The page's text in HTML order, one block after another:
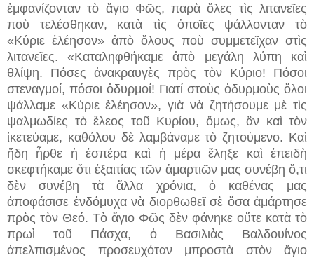
ἐμφανίζονταν τὸ ἅγιο Φῶς, παρὰ ὅλες τὶς λιτανεῖες
ποὺ τελέσθηκαν, κατὰ τὶς ὁποῖες ψάλλονταν τὸ
«Κύριε ἐλέησον» ἀπὸ ὅλους ποὺ συμμετεῖχαν στὶς
λιτανεῖες. «Καταληφθήκαμε ἀπὸ μεγάλη λύπη καὶ
θλίψη. Πόσες ἀνακραυγὲς πρὸς τὸν Κύριο! Πόσοι
στεναγμοί, πόσοι ὀδυρμοί! Γιατί στοὺς ὀδυρμοὺς ὅλοι
ψάλλαμε «Κύριε ἐλέησον», γιὰ νὰ ζητήσουμε μὲ τὶς
ψαλμωδίες τὸ ἔλεος τοῦ Κυρίου, ὅμως, ἂν καὶ τὸν
ἱκετεύαμε, καθόλου δὲ λαμβάναμε τὸ ζητούμενο. Καὶ
ἤδη ἦρθε ἡ ἑσπέρα καὶ ἡ μέρα ἔληξε καὶ ἐπειδὴ
σκεφτήκαμε ὅτι ἐξαιτίας τῶν ἁμαρτιῶν μας συνέβη ὅ,τι
δὲν συνέβη τὰ ἄλλα χρόνια, ὁ καθένας μας
ἀποφάσισε ἐνδόμυχα νὰ διορθωθεῖ σὲ ὅσα ἁμάρτησε
πρὸς τὸν Θεό. Τὸ ἅγιο Φῶς δὲν φάνηκε οὔτε κατὰ τὸ
πρωὶ τοῦ Πάσχα, ὁ Βασιλιὰς Βαλδουίνος
ἀπελπισμένος προσευχόταν μπροστὰ στὸν ἅγιο